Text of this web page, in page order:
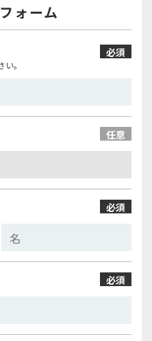
ォーム
必須
。
任意
必須
必須